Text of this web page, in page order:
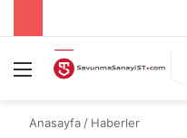
Menü
Anasayfa / Haberler